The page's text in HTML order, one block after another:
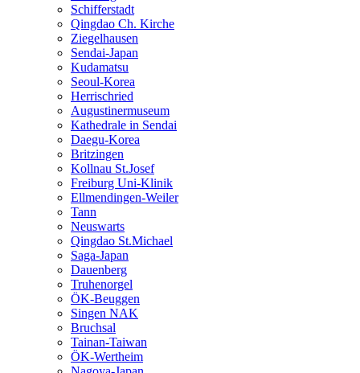
Schifferstadt
Qingdao Ch. Kirche
Ziegelhausen
Sendai-Japan
Kudamatsu
Seoul-Korea
Herrischried
Augustinermuseum
Kathedrale in Sendai
Daegu-Korea
Britzingen
Kollnau St.Josef
Freiburg Uni-Klinik
Ellmendingen-Weiler
Tann
Neuswarts
Qingdao St.Michael
Saga-Japan
Dauenberg
Truhenorgel
ÖK-Beuggen
Singen NAK
Bruchsal
Tainan-Taiwan
ÖK-Wertheim